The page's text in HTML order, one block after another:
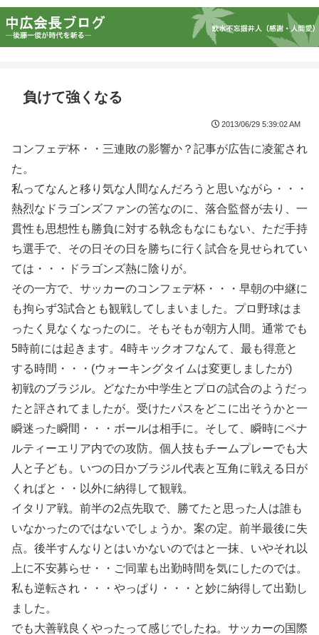
負けて強くなる
2013/06/29 5:39:02 AM
コンフェデ杯・・三連敗の影響か？記事が広告に凌駕され
た。
私ってなんと移り気な人間なんだろうと思いながら・・・
熱烈なドラゴンズファンの筈なのに、落合監督が去り、一
貫性も思想性も勝負に対する執念もなにもない、ただ手持
ち選手で、その日その日を勝ちに行く試合を見せられてい
ては・・・ドラゴンズ熱に陰りが。
その一方で、サッカーのコンフェデ杯・・・早朝の中継に
も拘らず3試合とも観戦してしまいました。プロ野球はま
ったく見なくなったのに。そもそもが朝方人間。通常でも
5時前には起きます。4時キックオフなんて、最も得意と
する時間・・・(ウォーキングタイムは変更しましたが)
初戦のブラジル。どなたか中学生とプロの試合のようだっ
たと評されてましたが。受けたパスをどこに出そうかと一
瞬迷った瞬間・・・ボールは相手に。そして、瞬時にペナ
ルティーエリア内での攻防。個人技もチームプレーでも大
人と子ども。いつの日かブラジル代表と互角に戦える日が
くればと・・以外に納得して観戦。
イタリア戦。前半の2点先取で、勝てたと思った人は誰も
いなかったのではないでしょうか。案の定。前半最後に失
点。後半すんなりとはいかないのではと一抹、いやそれ以
上に不安募らせ・・ご同輩も出勤時間を気にしたのでは。
私も逆転され・・・やっぱり・・・と妙に納得して出勤し
ました。
でも大善戦良くやったって感じでしたね。サッカーの国際